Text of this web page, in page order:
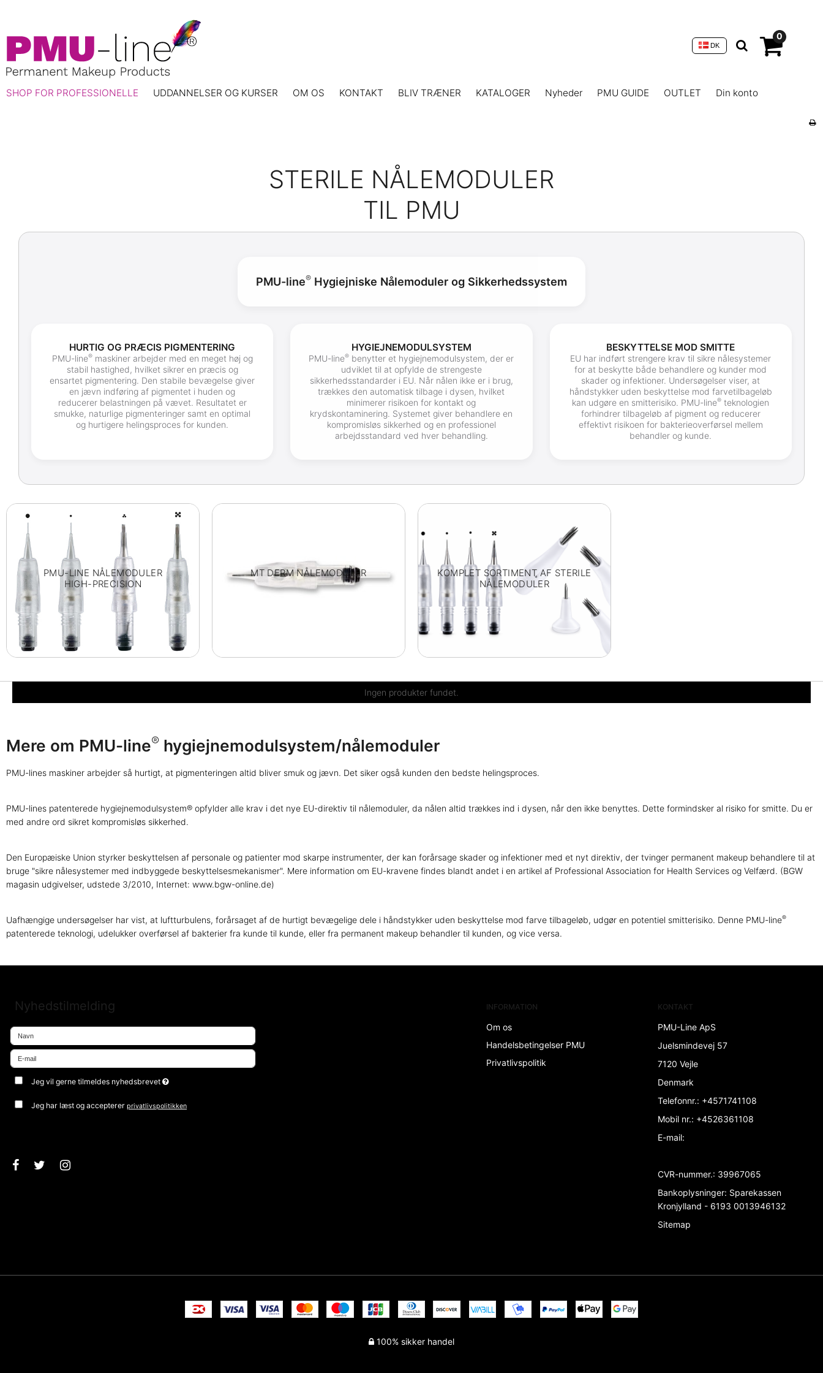
0
DK
SHOP FOR PROFESSIONELLE UDDANNELSER OG KURSER OM OS KONTAKT BLIV TRÆNER KATALOGER Nyheder PMU GUIDE OUTLET Din konto
STERILE NÅLEMODULER
TIL PMU
PMU-line®Hygiejniske Nålemoduler og Sikkerhedssystem
HURTIG OG PRÆCIS PIGMENTERING
PMU-line®maskiner arbejder med en meget høj og
stabil hastighed, hvilket sikrer en præcis og
ensartet pigmentering. Den stabile bevægelse giver
en jævn indføring af pigmentet i huden og
reducerer belastningen på vævet. Resultatet er
smukke, naturlige pigmenteringer samt en optimal
og hurtigere helingsproces for kunden.
HYGIEJNEMODULSYSTEM
PMU-line® benytter et hygiejnemodulsystem, der er
udviklet til at opfylde de strengeste
sikkerhedsstandarder i EU. Når nålen ikke er i brug,
trækkes den automatisk tilbage i dysen, hvilket
minimerer risikoen for kontakt og
krydskontaminering. Systemet giver behandlere en
kompromisløs sikkerhed og en professionel
arbejdsstandard ved hver behandling.
BESKYTTELSE MOD SMITTE
EU har indført strengere krav til sikre nålesystemer
for at beskytte både behandlere og kunder mod
skader og infektioner. Undersøgelser viser, at
håndstykker uden beskyttelse mod farvetilbageløb
kan udgøre en smitterisiko. PMU-line® teknologien
forhindrer tilbageløb af pigment og reducerer
effektivt risikoen for bakterieoverførsel mellem
behandler og kunde.
PMU-LINE NÅLEMODULER
HIGH-PRECISION
MT DERM NÅLEMODULER
KOMPLET SORTIMENT AF STERILE
NÅLEMODULER
Ingen produkter fundet.
Mere om PMU-line® hygiejnemodulsystem/nålemoduler
PMU-lines maskiner arbejder så hurtigt, at pigmenteringen altid bliver smuk og jævn. Det siker også kunden den bedste helingsproces.
PMU-lines patenterede hygiejnemodulsystem® opfylder alle krav i det nye EU-direktiv til nålemoduler, da nålen altid trækkes ind i dysen, når den ikke benyttes. Dette formindsker al risiko for smitte. Du er
med andre ord sikret kompromisløs sikkerhed.
Den Europæiske Union styrker beskyttelsen af ​​personale og patienter mod skarpe instrumenter, der kan forårsage skader og infektioner med et nyt direktiv, der tvinger permanent makeup behandlere til at
bruge "sikre nålesystemer med indbyggede beskyttelsesmekanismer". Mere information om EU-kravene findes blandt andet i en artikel af Professional Association for Health Services og Velfærd. (BGW
magasin udgivelser, udstede 3/2010, Internet: www.bgw-online.de)
Uafhængige undersøgelser har vist, at luftturbulens, forårsaget af de hurtigt bevægelige dele i håndstykker uden beskyttelse mod farve tilbageløb, udgør en potentiel smitterisiko. Denne PMU-line®
patenterede teknologi, udelukker overførsel af bakterier fra kunde til kunde, eller fra permanent makeup behandler til kunden, og vice versa.
Nyhedstilmelding
Jeg vil gerne tilmeldes nyhedsbrevet
Jeg har læst og acceptererprivatlivspolitikken
INFORMATION
Om os
Handelsbetingelser PMU
Privatlivspolitik
KONTAKT
PMU-Line ApS
Juelsmindevej 57
7120 Vejle
Denmark
Telefonnr.: +4571741108
Mobil nr.: +4526361108
E-mail:
CVR-nummer.: 39967065
Bankoplysninger: Sparekassen
Kronjylland - 6193 0013946132
Sitemap
100% sikker handel